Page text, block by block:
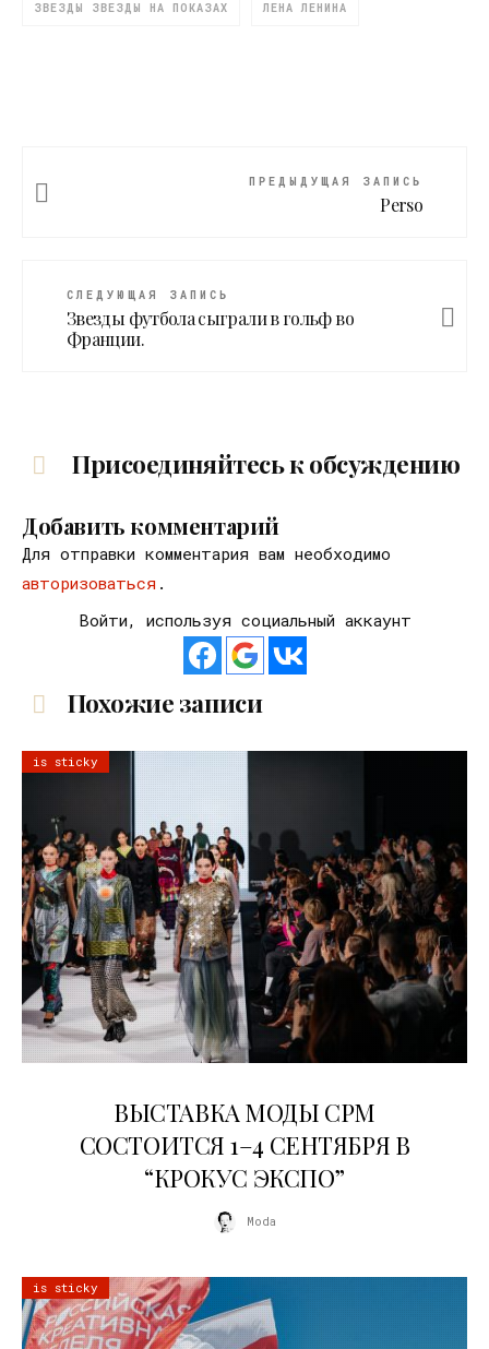
ЗВЕЗДЫ ЗВЕЗДЫ НА ПОКАЗАХ ЛЕНА ЛЕНИНА
ПРЕДЫДУЩАЯ ЗАПИСЬ
Perso
СЛЕДУЮЩАЯ ЗАПИСЬ
Звезды футбола сыграли в гольф во
Франции.
Присоединяйтесь к обсуждению
Добавить комментарий
Для отправки комментария вам необходимо
авторизоваться .
Войти, используя социальный аккаунт
Похожие записи
is sticky
ВЫСТАВКА МОДЫ CPM
СОСТОИТСЯ 1–4 СЕНТЯБРЯ В
“КРОКУС ЭКСПО”
Moda
is sticky